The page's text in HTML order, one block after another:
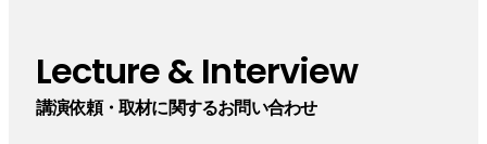
Lecture & Interview
講演依頼・取材に関するお問い合わせ